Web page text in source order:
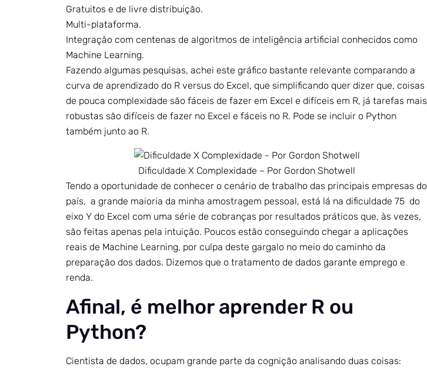
Gratuitos e de livre distribuição.
Multi-plataforma.
Integração com centenas de algoritmos de inteligência artificial conhecidos como
Machine Learning.
Fazendo algumas pesquisas, achei este gráfico bastante relevante comparando a
curva de aprendizado do R versus do Excel, que simplificando quer dizer que, coisas
de pouca complexidade são fáceis de fazer em Excel e difíceis em R, já tarefas mais
robustas são difíceis de fazer no Excel e fáceis no R. Pode se incluir o Python
também junto ao R.
Dificuldade X Complexidade – Por Gordon Shotwell
Tendo a oportunidade de conhecer o cenário de trabalho das principais empresas do
país, a grande maioria da minha amostragem pessoal, está lá na dificuldade 75 do
eixo Y do Excel com uma série de cobranças por resultados práticos que, às vezes,
são feitas apenas pela intuição. Poucos estão conseguindo chegar a aplicações
reais de Machine Learning, por culpa deste gargalo no meio do caminho da
preparação dos dados. Dizemos que o tratamento de dados garante emprego e
renda.
Afinal, é melhor aprender R ou
Python?
Cientista de dados, ocupam grande parte da cognição analisando duas coisas: